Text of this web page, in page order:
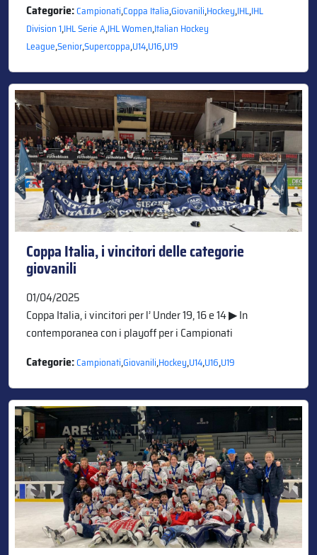
Categorie:Campionati,Coppa Italia,Giovanili,Hockey,IHL,IHL
Division 1,IHL Serie A,IHL Women,Italian Hockey
League,Senior,Supercoppa,U14,U16,U19
Coppa Italia, i vincitori delle categorie
giovanili
01/04/2025
Coppa Italia, i vincitori per l’ Under 19, 16 e 14 ▶ In
contemporanea con i playoff per i Campionati
Categorie:Campionati,Giovanili,Hockey,U14,U16,U19